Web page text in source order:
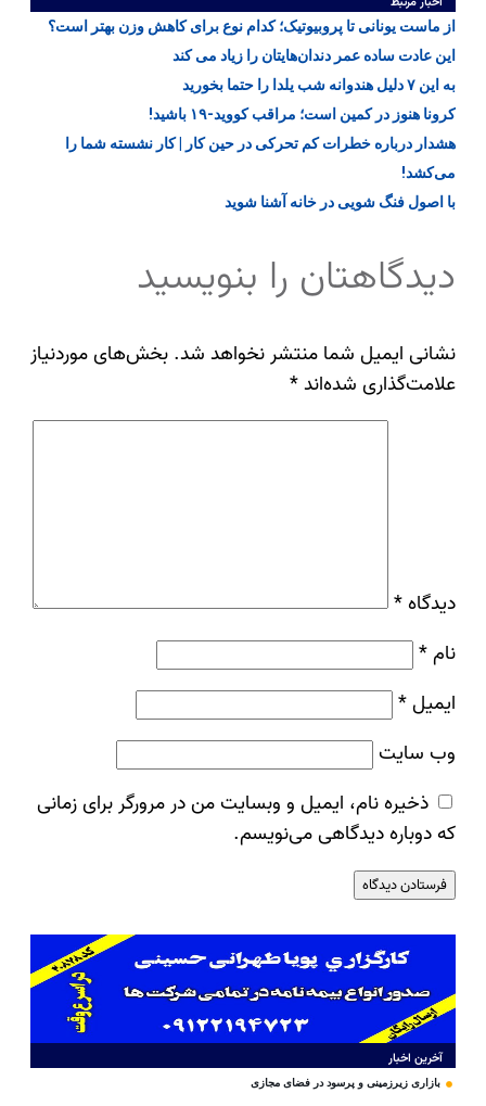
از ماست یونانی تا پروبیوتیک؛ کدام نوع برای کاهش وزن بهتر است؟
این عادت ساده عمر دندان‌هایتان را زیاد می کند
به این ۷ دلیل هندوانه شب یلدا را حتما بخورید
کرونا هنوز در کمین است؛ مراقب کووید-۱۹ باشید!
هشدار درباره خطرات کم تحرکی در حین کار | کار نشسته شما را
می‌کشد!
با اصول فنگ شویی در خانه آشنا شوید
دیدگاهتان را بنویسید
نشانی ایمیل شما منتشر نخواهد شد. بخش‌های موردنیاز
علامت‌گذاری شده‌اند*
دیدگاه *
نام*
ایمیل*
وب‌ سایت
ذخیره نام، ایمیل و وبسایت من در مرورگر برای زمانی
که دوباره دیدگاهی می‌نویسم.
آخرین اخبار
بازاری زیرزمینی و پرسود در فضای مجازی